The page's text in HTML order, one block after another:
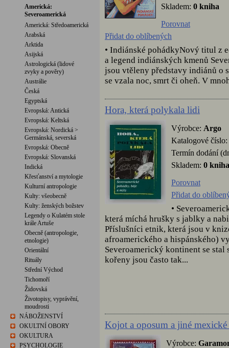
Americká:
Severoamerická
Americká: Středoamerická
Arabská
Arktida
Asijská
Astrologická (lidové
zvyky a pověry)
Austrálie
Česká
Egyptská
Evropská: Antická
Evropská: Keltská
Evropská: Nordická >
Germánská, severská
Evropská: Obecně
Evropská: Slovanská
Indická
Křesťanství a mytologie
Kulturní antropologie
Kulty: všeobecně
Kulty: ženských božstev
Legendy o Kulatém stole
krále Artuše
Obecně (antropologie,
etnologie)
Orientální
Rituály
Střední Východ
Tichomoří
Židovská
Životopisy, vyprávění,
moudrosti
NÁBOŽENSTVÍ
OKULTNÍ OBORY
OKULTURA
PSYCHOLOGIE
Skladem: 0 kniha
Porovnat
Přidat do oblíbených
• Indiánské pohádkyNový titul z
a legend indiánských kmenů
jsou vtěleny představy indiánů o
se vzala noc, smrt či oheň. V
Hora, která polykala lidi
Výrobce: Argo
Katalogové číslo:
Termín dodání
Skladem: 0 kniha
Porovnat
Přidat do
•
která míchá hrušky s jablky a
Příslušníci etnik, která jsou v
afroamerického a hispánského)
Severoamerický kontinent se
kořeny jsou často tak...
Kojot a oposum a jiné
Výrobce: